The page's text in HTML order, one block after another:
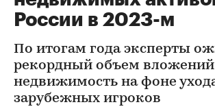
России в 2023-м
По итогам года эксперты
рекордный объем вложений
недвижимость на фоне
зарубежных игроков